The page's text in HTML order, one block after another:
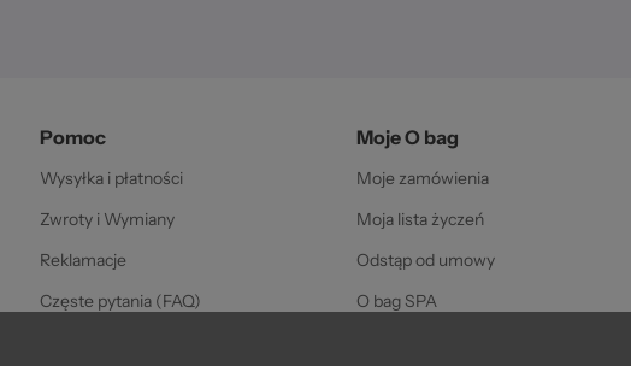
Pomoc
Wysyłka i płatności
Zwroty i Wymiany
Reklamacje
Częste pytania (FAQ)
Moje O bag
Moje zamówienia
Moja lista życzeń
Odstąp od umowy
O bag SPA